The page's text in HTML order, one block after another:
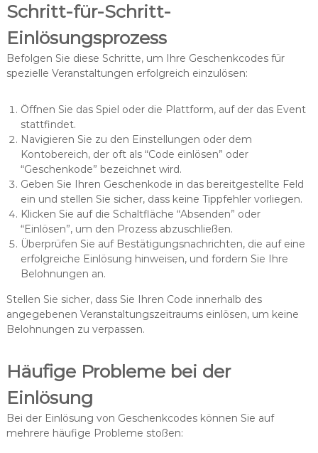
Schritt-für-Schritt-
Einlösungsprozess
Befolgen Sie diese Schritte, um Ihre Geschenkcodes für
spezielle Veranstaltungen erfolgreich einzulösen:
Öffnen Sie das Spiel oder die Plattform, auf der das Event
stattfindet.
Navigieren Sie zu den Einstellungen oder dem
Kontobereich, der oft als “Code einlösen” oder
“Geschenkode” bezeichnet wird.
Geben Sie Ihren Geschenkode in das bereitgestellte Feld
ein und stellen Sie sicher, dass keine Tippfehler vorliegen.
Klicken Sie auf die Schaltfläche “Absenden” oder
“Einlösen”, um den Prozess abzuschließen.
Überprüfen Sie auf Bestätigungsnachrichten, die auf eine
erfolgreiche Einlösung hinweisen, und fordern Sie Ihre
Belohnungen an.
Stellen Sie sicher, dass Sie Ihren Code innerhalb des
angegebenen Veranstaltungszeitraums einlösen, um keine
Belohnungen zu verpassen.
Häufige Probleme bei der
Einlösung
Bei der Einlösung von Geschenkcodes können Sie auf
mehrere häufige Probleme stoßen: